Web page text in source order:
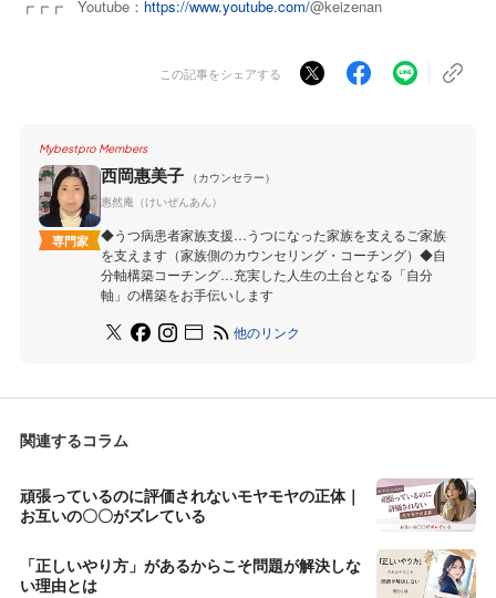
┏┏┏ Youtube： https://www.youtube.com/@keizenan
この記事をシェアする
Mybestpro Members
専門家
西岡惠美子
（カウンセラー）
惠然庵（けいぜんあん）
◆うつ病患者家族支援…うつになった家族を支えるご家族
を支えます（家族側のカウンセリング・コーチング）◆自
分軸構築コーチング…充実した人生の土台となる「自分
軸」の構築をお手伝いします
他のリンク
関連するコラム
頑張っているのに評価されないモヤモヤの正体｜
お互いの〇〇がズレている
「正しいやり方」があるからこそ問題が解決しな
い理由とは